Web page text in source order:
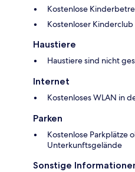
Kostenlose
Kostenloser Kinderclub
Haustiere
Haustiere sind nicht
Internet
Kostenloses WLAN in
Parken
Kostenlose Parkplätze
Unterkunftsgelände
Sonstige